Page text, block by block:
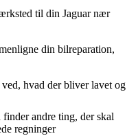
til din Jaguar nær
din bilreparation,
hvad der bliver lavet og
andre ting, der skal
regninger